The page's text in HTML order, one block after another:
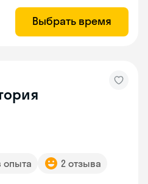
Выбрать время
опыта 2 отзыва